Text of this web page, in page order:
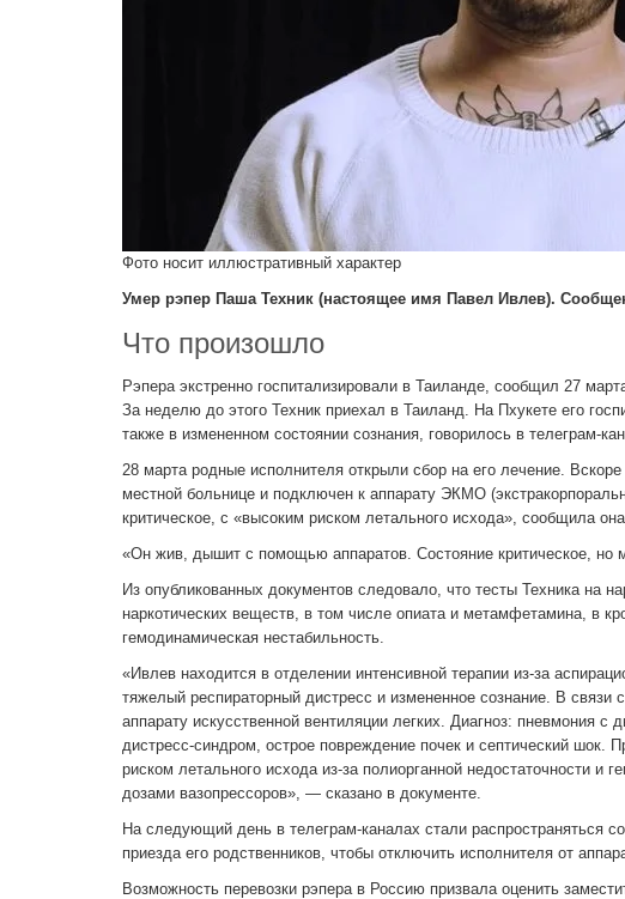
Фото носит иллюстративный характер
Умер рэпер Паша Техник (настоящее имя Павел Ивлев).
Что произошло
Рэпера экстренно госпитализировали в Таиланде, сообщил 27
За неделю до этого Техник приехал в Таиланд. На Пхукете его
также в измененном состоянии сознания, говорилось в телеграм-
28 марта родные исполнителя открыли сбор на его лечение.
местной больнице и подключен к аппарату ЭКМО
критическое, с «высоким риском летального исхода», сообщила она.
«Он жив, дышит с помощью аппаратов. Состояние критическое, но
Из опубликованных документов следовало, что тесты Техника на
наркотических веществ, в том числе опиата и метамфетамина, в
гемодинамическая нестабильность.
«Ивлев находится в отделении интенсивной терапии из‑за
тяжелый респираторный дистресс и измененное сознание. В связи
аппарату искусственной вентиляции легких. Диагноз: пневмония
дистресс-синдром, острое повреждение почек и септический шок.
риском летального исхода из‑за полиорганной недостаточности
дозами вазопрессоров», — сказано в документе.
На следующий день в телеграм-каналах стали распространяться
приезда его родственников, чтобы отключить исполнителя от
Возможность перевозки рэпера в Россию призвала оценить